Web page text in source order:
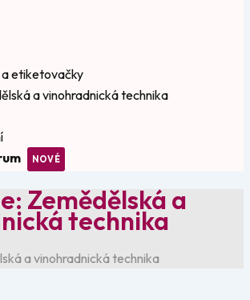
a etiketovačky
a vinohradnická technika
Zemědělská a
technika
a vinohradnická technika